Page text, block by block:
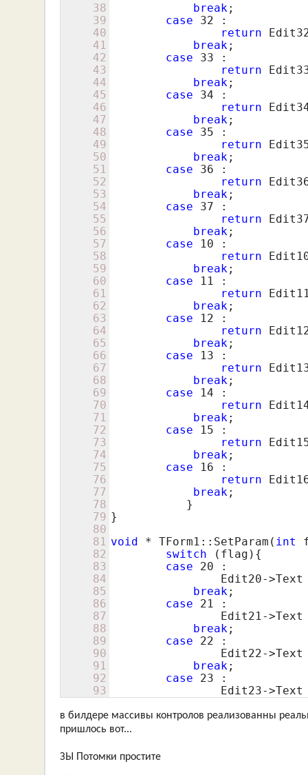
38
39
40
41
42
43
44
45
46
47
48
49
50
51
52
53
54
55
56
57
58
59
60
61
62
63
64
65
66
67
68
69
70
71
72
73
74
75
76
77
78
79
80
81
82
83
84
85
86
87
88
89
90
91
92
93
break;
case
32 :
return
break;
case
33 :
return
break;
case
34 :
return
break;
case
35 :
return
break;
case
36 :
return
break;
case
37 :
return
break;
case
10 :
return
break;
case
11 :
return
break;
case
12 :
return
break;
case
13 :
return
break;
case
14 :
return
break;
case
15 :
return
break;
case
16 :
return
break;
           }
}
void * TForm1::SetParam( int
switch (flag){
case
20 :
Edit20->Text
break;
case
21 :
Edit21->Text
break;
case
22 :
Edit22->Text
break;
case
23 :
Edit23->Text
в билдере массивы контролов реализованны
пришлось вот...
ЗЫ Потомки простите